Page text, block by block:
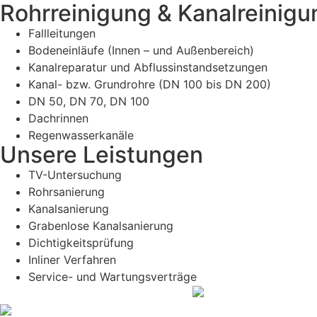
Rohrreinigung &
Fallleitungen
Bodeneinläufe (Innen – und Außenbereich)
Kanalreparatur und Abflussinstandsetzungen
Kanal- bzw. Grundrohre (DN 100 bis DN 200)
DN 50, DN 70, DN 100
Dachrinnen
Regenwasserkanäle
Unsere Leistungen
TV-Untersuchung
Rohrsanierung
Kanalsanierung
Grabenlose Kanalsanierung
Dichtigkeitsprüfung
Inliner Verfahren
Service- und Wartungsverträge